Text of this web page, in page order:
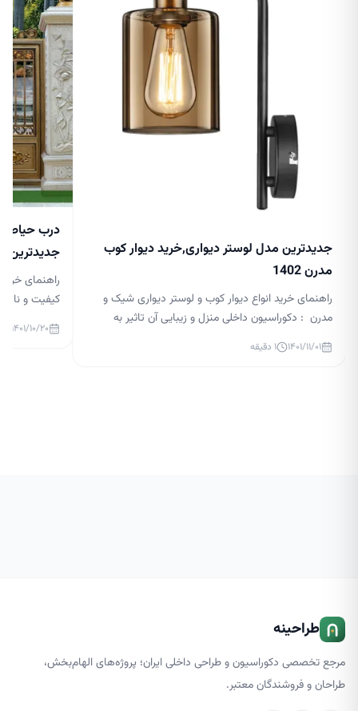
جدیدترین مدل لوستر دیواری,خرید دیوار کوب
مدرن 1402
راهنمای خرید انواع دیوار کوب و لوستر دیواری شیک و
مدرن : دکوراسیون داخلی منزل و زیبایی آن تاثیر به
سزایی در آرامش افراد آن دارد. نورپردازی در دکوراسیون
داخلی بسیار مهم است و می تواند زیبایی منزل شما را
۱۴۰۱/۱۱/۰۱ ۱ دقیقه
درب حیاط
جدیدترین
راهنمای
کیفیت و
درب حیاط
گذار بر
۱۴۰۱/۱۰/۲۰
طراحینه
مرجع تخصصی دکوراسیون و طراحی داخلی ایران؛ پروژه‌های الهام‌بخش،
طراحان و فروشندگان معتبر.